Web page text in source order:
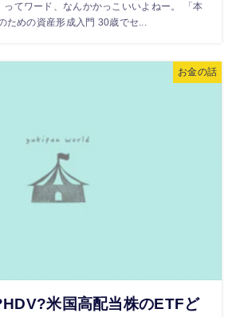
ってワード、なんかかっこいいよねー。 「本
ための資産形成入門 30歳でセ...
お金の話
米国高配当株のETFど